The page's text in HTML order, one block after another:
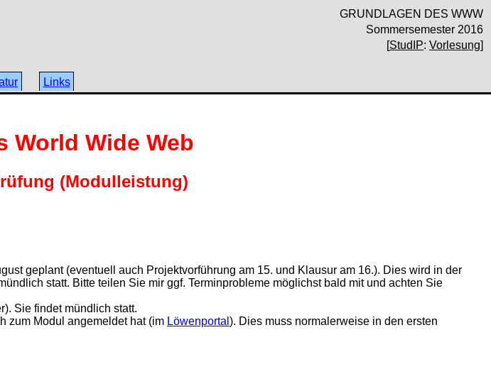
GRUNDLAGEN DES WWW
Sommersemester 2016
[StudIP: Vorlesung]
Links
World Wide Web
(Modulleistung)
geplant (eventuell auch Projektvorführung am 15. und Klausur am 16.). Dies wird in der
statt. Bitte teilen Sie mir ggf. Terminprobleme möglichst bald mit und achten Sie
Sie findet mündlich statt.
zum Modul angemeldet hat (im Löwenportal ). Dies muss normalerweise in den ersten